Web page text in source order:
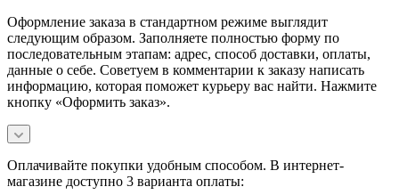
Оформление заказа в стандартном режиме выглядит
следующим образом. Заполняете полностью форму по
последовательным этапам: адрес, способ доставки, оплаты,
данные о себе. Советуем в комментарии к заказу написать
информацию, которая поможет курьеру вас найти. Нажмите
кнопку «Оформить заказ».
Оплачивайте покупки удобным способом. В интернет-
магазине доступно 3 варианта оплаты: